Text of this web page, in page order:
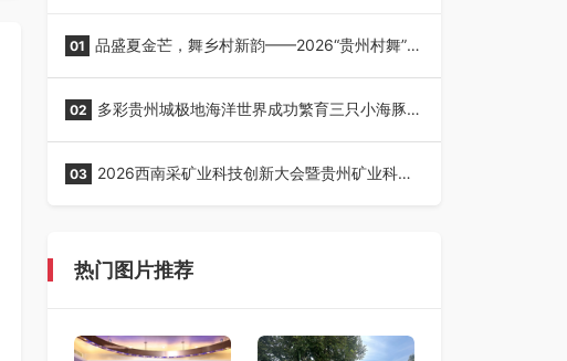
01 品盛夏金芒，舞乡村新韵——2026“贵州村舞”暨
02 多彩贵州城极地海洋世界成功繁育三只小海豚，
03 2026西南采矿业科技创新大会暨贵州矿业科技
热门图片推荐